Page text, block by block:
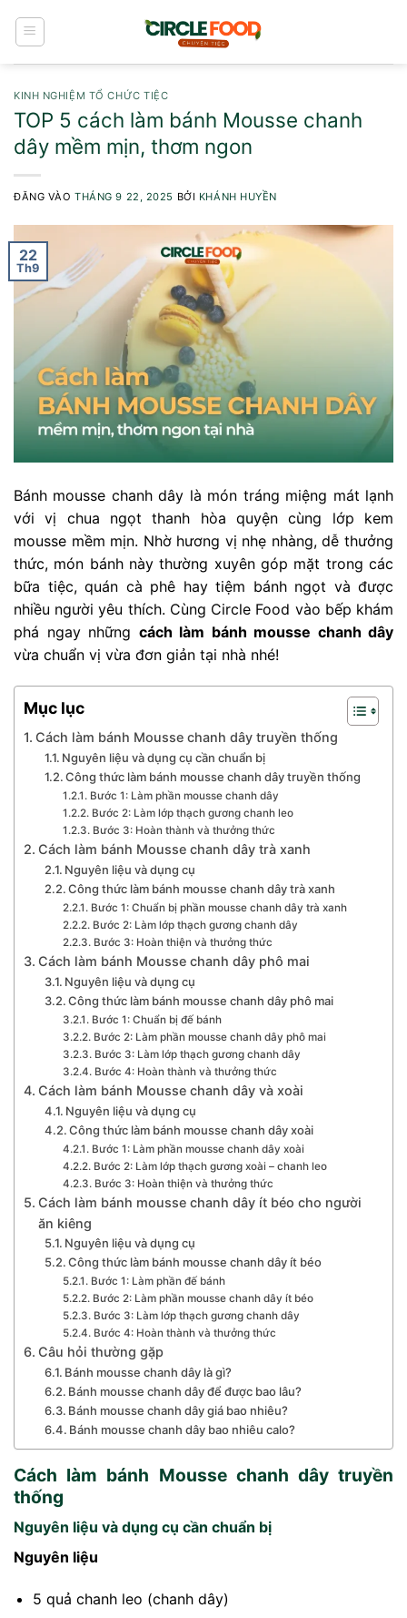
qua
KINH NGHIỆM TỔ CHỨC TIỆC
TOP 5 cách làm bánh Mousse chanh
dây mềm mịn, thơm ngon
ĐĂNG VÀOTHÁNG 9 22, 2025 BỞI KHÁNH HUYỀN
22
Th9
Bánh mousse chanh dây là món tráng miệng mát lạnh
với vị chua ngọt thanh hòa quyện cùng lớp kem
mousse mềm mịn. Nhờ hương vị nhẹ nhàng, dễ thưởng
thức, món bánh này thường xuyên góp mặt trong các
bữa tiệc, quán cà phê hay tiệm bánh ngọt và được
nhiều người yêu thích. Cùng Circle Food vào bếp khám
phá ngay những cách làm bánh mousse chanh dây
vừa chuẩn vị vừa đơn giản tại nhà nhé!
Mục lục
Cách làm bánh Mousse chanh dây​ truyền thống
Nguyên liệu và dụng cụ cần chuẩn bị
Công thức làm bánh mousse chanh dây truyền thống
Bước 1: Làm phần mousse chanh dây
Bước 2: Làm lớp thạch gương chanh leo
Bước 3: Hoàn thành và thưởng thức
Cách làm bánh Mousse chanh dây trà xanh
Nguyên liệu và dụng cụ
Công thức làm bánh mousse chanh dây trà xanh
Bước 1: Chuẩn bị phần mousse chanh dây trà xanh
Bước 2: Làm lớp thạch gương chanh dây
Bước 3: Hoàn thiện và thưởng thức
Cách làm bánh Mousse chanh dây phô mai
Nguyên liệu và dụng cụ
Công thức làm bánh mousse chanh dây phô mai
Bước 1: Chuẩn bị đế bánh
Bước 2: Làm phần mousse chanh dây phô mai
Bước 3: Làm lớp thạch gương chanh dây
Bước 4: Hoàn thành và thưởng thức
Cách làm bánh Mousse chanh dây và xoài
Nguyên liệu và dụng cụ
Công thức làm bánh mousse chanh dây xoài
Bước 1: Làm phần mousse chanh dây xoài
Bước 2: Làm lớp thạch gương xoài – chanh leo
Bước 3: Hoàn thiện và thưởng thức
Cách làm bánh mousse chanh dây ít béo cho người
ăn kiêng
Nguyên liệu và dụng cụ
Công thức làm bánh mousse chanh dây ít béo
Bước 1: Làm phần đế bánh
Bước 2: Làm phần mousse chanh dây ít béo
Bước 3: Làm lớp thạch gương chanh dây
Bước 4: Hoàn thành và thưởng thức
Câu hỏi thường gặp
Bánh mousse chanh dây là gì?
Bánh mousse chanh dây để được bao lâu?
Bánh mousse chanh dây giá bao nhiêu?
Bánh mousse chanh dây bao nhiêu calo?
Cách làm bánh Mousse chanh dây​ truyền
thống
Nguyên liệu và dụng cụ cần chuẩn bị
Nguyên liệu
5 quả chanh leo (chanh dây)